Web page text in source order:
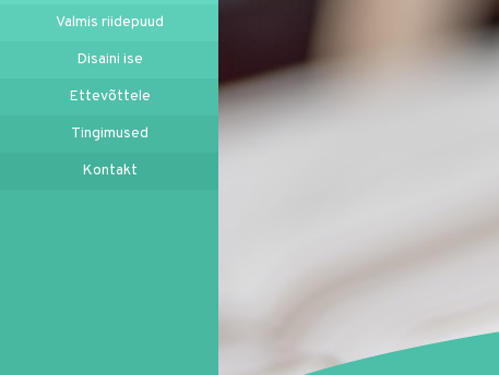
Valmis riidepuud
Disaini ise
Ettevõttele
Tingimused
Kontakt